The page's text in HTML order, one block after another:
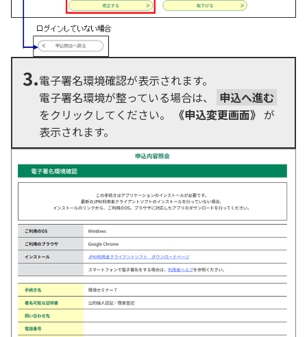
3.電子署名環境確認が表示されます。
電子署名環境が整っている場合は、
申込へ進む
をクリックしてください。
《申込変更画面》 が
表示されます。